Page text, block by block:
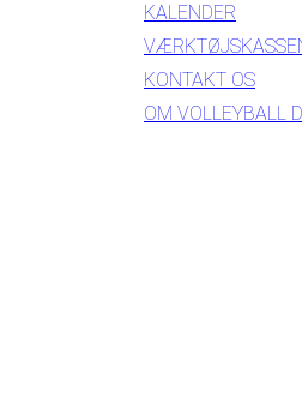
KALENDER
KONTAKT OS
OM VOLLEYBALL